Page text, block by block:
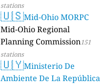
stations
🇺🇸Mid-Ohio MORPC
Mid-Ohio Regional
Planning Commission151
stations
🇺🇾Ministerio De
Ambiente De La República